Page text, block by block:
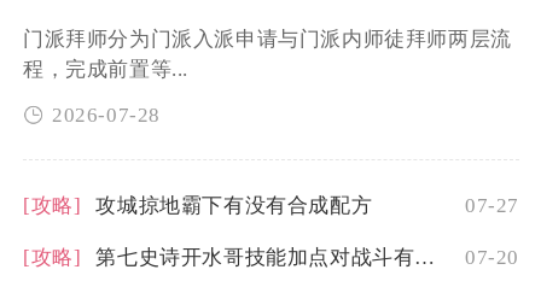
门派拜师分为门派入派申请与门派内师徒拜师两层流
程，完成前置等...
2026-07-28
[攻略] 攻城掠地霸下有没有合成配方 07-27
[攻略] 第七史诗开水哥技能加点对战斗有何影响 07-20